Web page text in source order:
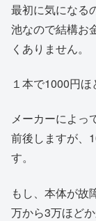
最初に気になる
池なので結構お
くありません。
１本で1000円ほ
メーカーによっ
前後しますが、
す。
もし、本体が故
万から3万ほどか